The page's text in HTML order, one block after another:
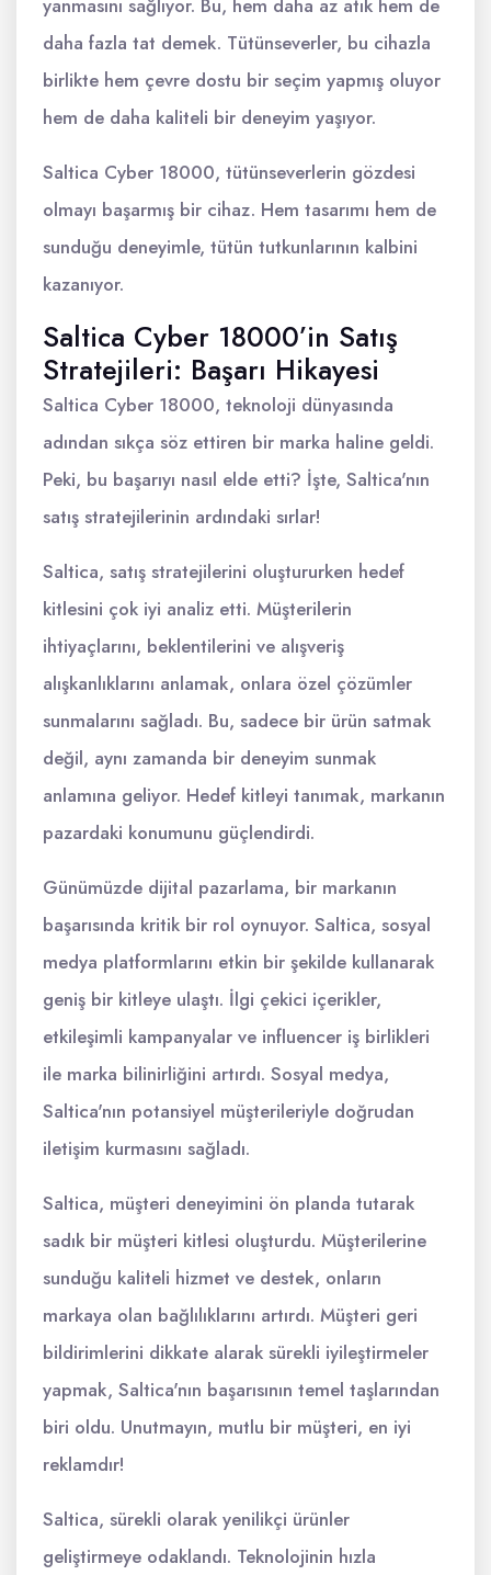
yanmasını sağlıyor. Bu, hem daha az atık hem de
daha fazla tat demek. Tütünseverler, bu cihazla
birlikte hem çevre dostu bir seçim yapmış oluyor
hem de daha kaliteli bir deneyim yaşıyor.
Saltica Cyber 18000, tütünseverlerin gözdesi
olmayı başarmış bir cihaz. Hem tasarımı hem de
sunduğu deneyimle, tütün tutkunlarının kalbini
kazanıyor.
Saltica Cyber 18000’in Satış
Stratejileri: Başarı Hikayesi
Saltica Cyber 18000, teknoloji dünyasında
adından sıkça söz ettiren bir marka haline geldi.
Peki, bu başarıyı nasıl elde etti? İşte, Saltica'nın
satış stratejilerinin ardındaki sırlar!
Saltica, satış stratejilerini oluştururken hedef
kitlesini çok iyi analiz etti. Müşterilerin
ihtiyaçlarını, beklentilerini ve alışveriş
alışkanlıklarını anlamak, onlara özel çözümler
sunmalarını sağladı. Bu, sadece bir ürün satmak
değil, aynı zamanda bir deneyim sunmak
anlamına geliyor. Hedef kitleyi tanımak, markanın
pazardaki konumunu güçlendirdi.
Günümüzde dijital pazarlama, bir markanın
başarısında kritik bir rol oynuyor. Saltica, sosyal
medya platformlarını etkin bir şekilde kullanarak
geniş bir kitleye ulaştı. İlgi çekici içerikler,
etkileşimli kampanyalar ve influencer iş birlikleri
ile marka bilinirliğini artırdı. Sosyal medya,
Saltica'nın potansiyel müşterileriyle doğrudan
iletişim kurmasını sağladı.
Saltica, müşteri deneyimini ön planda tutarak
sadık bir müşteri kitlesi oluşturdu. Müşterilerine
sunduğu kaliteli hizmet ve destek, onların
markaya olan bağlılıklarını artırdı. Müşteri geri
bildirimlerini dikkate alarak sürekli iyileştirmeler
yapmak, Saltica'nın başarısının temel taşlarından
biri oldu. Unutmayın, mutlu bir müşteri, en iyi
reklamdır!
Saltica, sürekli olarak yenilikçi ürünler
geliştirmeye odaklandı. Teknolojinin hızla